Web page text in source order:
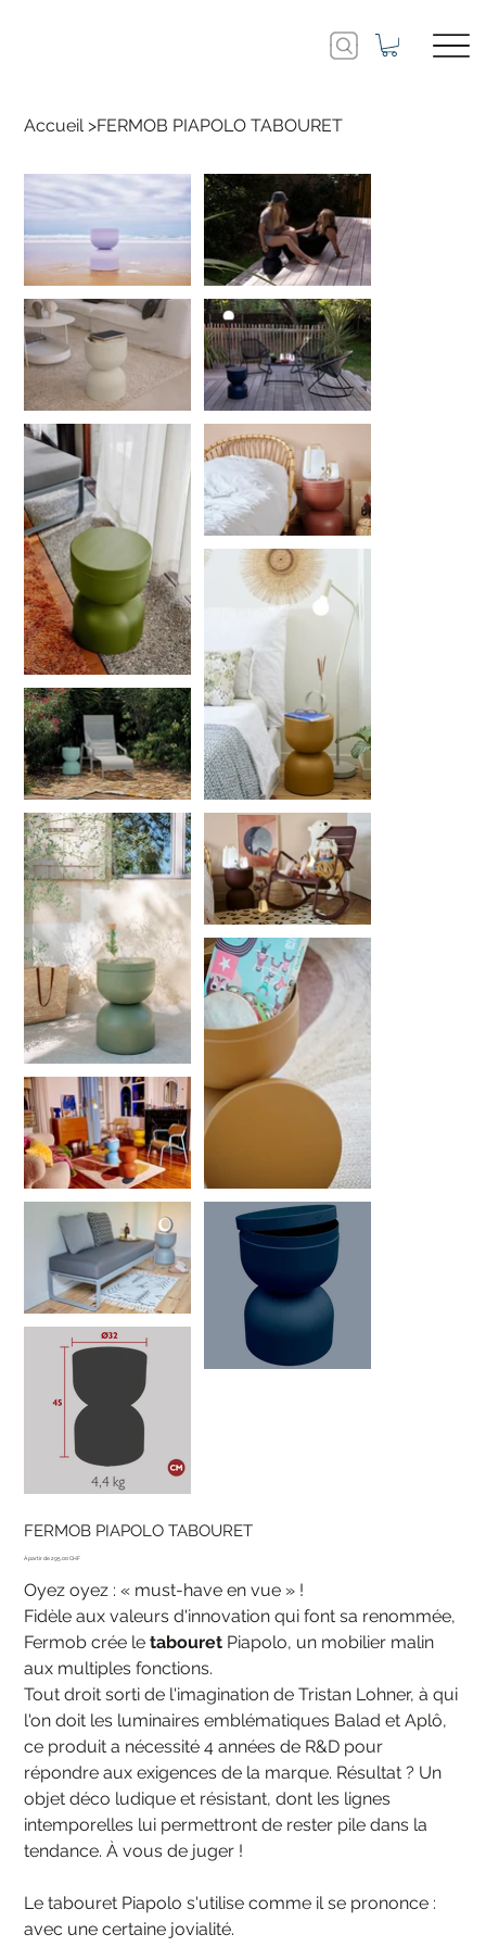
Accueil >FERMOB PIAPOLO TABOURET
FERMOB PIAPOLO TABOURET
Prix 295.00 CHF
Oyez oyez : « must-have en vue » !
Fidèle aux valeurs d'innovation qui font sa renommée,
Fermob crée letabouret Piapolo, un mobilier malin
aux multiples fonctions.
Tout droit sorti de l'imagination de Tristan Lohner, à qui
l'on doit les luminaires emblématiques Balad et Aplô,
ce produit a nécessité 4 années de R&D pour
répondre aux exigences de la marque. Résultat ? Un
objet déco ludique et résistant, dont les lignes
intemporelles lui permettront de rester pile dans la
tendance. À vous de juger !
Le tabouret Piapolo s'utilise comme il se prononce :
avec une certaine jovialité.